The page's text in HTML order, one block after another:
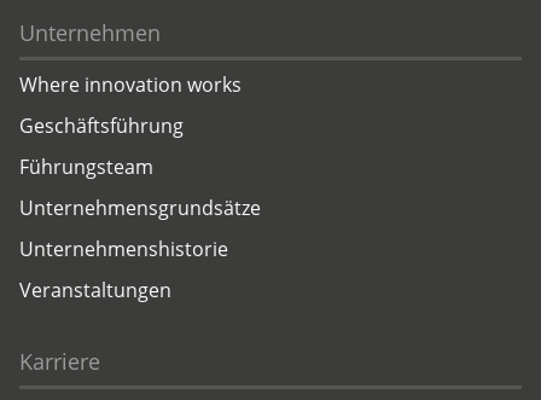
Unternehmen
Where innovation works
Geschäftsführung
Führungsteam
Unternehmensgrundsätze
Unternehmenshistorie
Veranstaltungen
Karriere